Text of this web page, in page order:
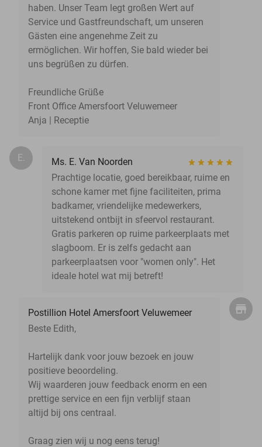
haben. Unser Team legt großen Wert auf
Service und Gastfreundschaft, um unseren
Gästen eine angenehme Zeit zu
ermöglichen. Wir hoffen, Sie bald wieder bei
uns begrüßen zu dürfen.
Freundliche Grüße
Front Office Amersfoort Veluwemeer
Anja | Receptie
E.
Ms. E. Van Noorden
Prachtige locatie, goed bereikbaar, ruime en
schone kamer met fijne faciliteiten, prima
badkamer, vriendelijke medewerkers,
uitstekend ontbijt in sfeervol restaurant.
Gratis parkeren op ruime parkeerplaats met
slagboom. Er is zelfs gedacht aan
parkeerplaatsen voor "women only". Het
ideale hotel wat mij betreft!
Postillion Hotel Amersfoort Veluwemeer
Beste Edith,
Hartelijk dank voor jouw bezoek en jouw
positieve beoordeling.
Wij waarderen jouw feedback enorm en een
prettige service en een fijn verblijf staan
altijd bij ons centraal.
Graag zien wij u nog eens terug!